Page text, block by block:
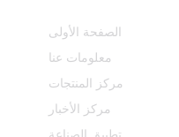
الصفحة الأولى
معلومات عنا
مركز المنتجات
مركز الأخبار